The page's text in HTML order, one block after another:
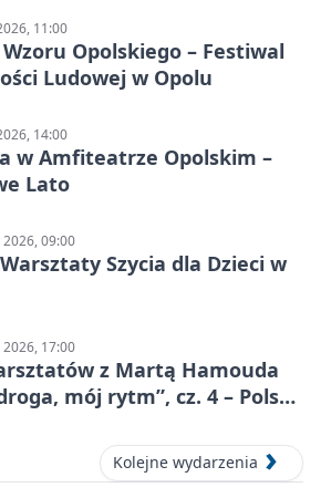
11:00
Opolskiego – Festiwal
Ludowej w Opolu
14:00
w Amfiteatrze Opolskim –
Lato
09:00
Szycia dla Dzieci w
17:00
z Martą Hamouda
mój rytm”, cz. 4 – Polska
Kolejne wydarzenia